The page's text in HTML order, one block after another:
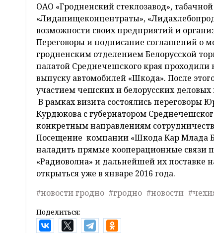
ОАО «Гродненский стеклозавод»,
«Лидапищеконцентраты»,
возможности своих предприятий и
Переговоры и подписание соглашений о
гродненским отделением Белорусской
палатой Среднечешского края
выпуску автомобилей «Шкода». После
участием чешских и белорусских деловых
В рамках визита состоялись переговоры
Курдюкова с губернатором
конкретным направлениям
Посещение компании «Шкода Кар Млада
наладить прямые кооперационные связи
«Радиоволна» и дальнейшей их поставке
открыться уже в январе 2016 года.
#новости гродно #гродно #новости
Поделиться: